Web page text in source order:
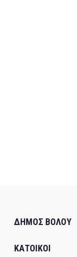
ΔΗΜΟΣ ΒΟΛΟΥ
ΚΑΤΟΙΚΟΙ